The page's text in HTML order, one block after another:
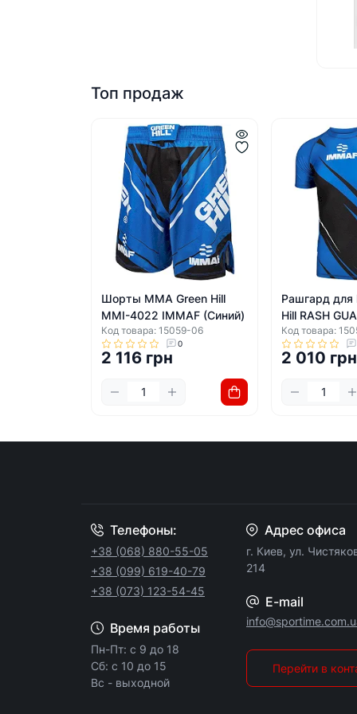
Топ продаж
Шорты ММА Green Hill
MMI-4022 IMMAF (Синий)
Код товара: 15059-06
0
2 116 грн
Рашгард
Hill RASH
IMMAF
Код товара:
2 010 грн
Телефоны:
+38 (068) 880-55-05
+38 (099) 619-40-79
+38 (073) 123-54-45
Время работы
Пн-Пт: с 9 до 18
Сб: с 10 до 15
Вс - выходной
Адрес офиса
г. Киев, ул.
214
E-mail
Перейти в